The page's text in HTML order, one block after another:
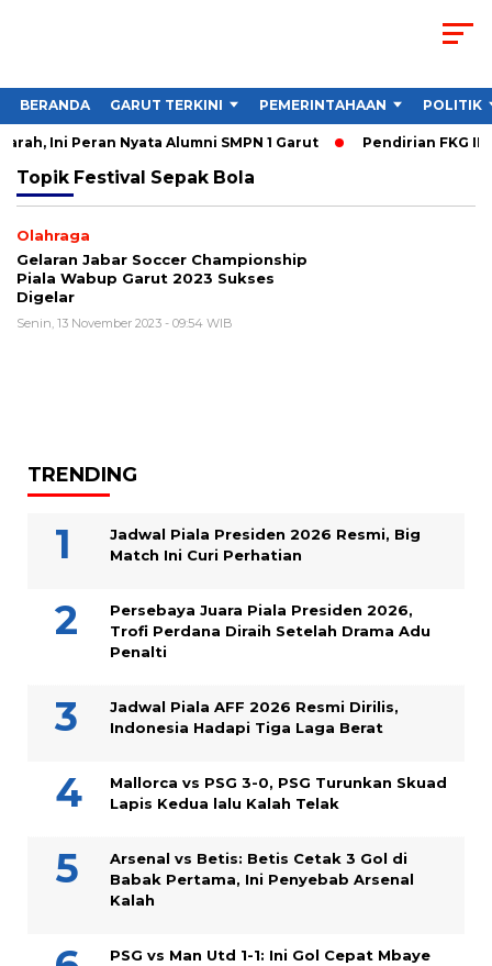
BERANDA GARUT TERKINI PEMERINTAHAAN POLITIK
Ini Peran Nyata Alumni SMPN 1 Garut Pendirian FKG
Topik Festival Sepak Bola
Olahraga
Gelaran Jabar Soccer Championship
Piala Wabup Garut 2023 Sukses
Digelar
Senin, 13 November 2023 - 09:54 WIB
TRENDING
Jadwal Piala Presiden 2026 Resmi, Big
Match Ini Curi Perhatian
Persebaya Juara Piala Presiden 2026,
Trofi Perdana Diraih Setelah Drama Adu
Penalti
Jadwal Piala AFF 2026 Resmi Dirilis,
Indonesia Hadapi Tiga Laga Berat
Mallorca vs PSG 3-0, PSG Turunkan Skuad
Lapis Kedua lalu Kalah Telak
Arsenal vs Betis: Betis Cetak 3 Gol di
Babak Pertama, Ini Penyebab Arsenal
Kalah
PSG vs Man Utd 1-1: Ini Gol Cepat Mbaye